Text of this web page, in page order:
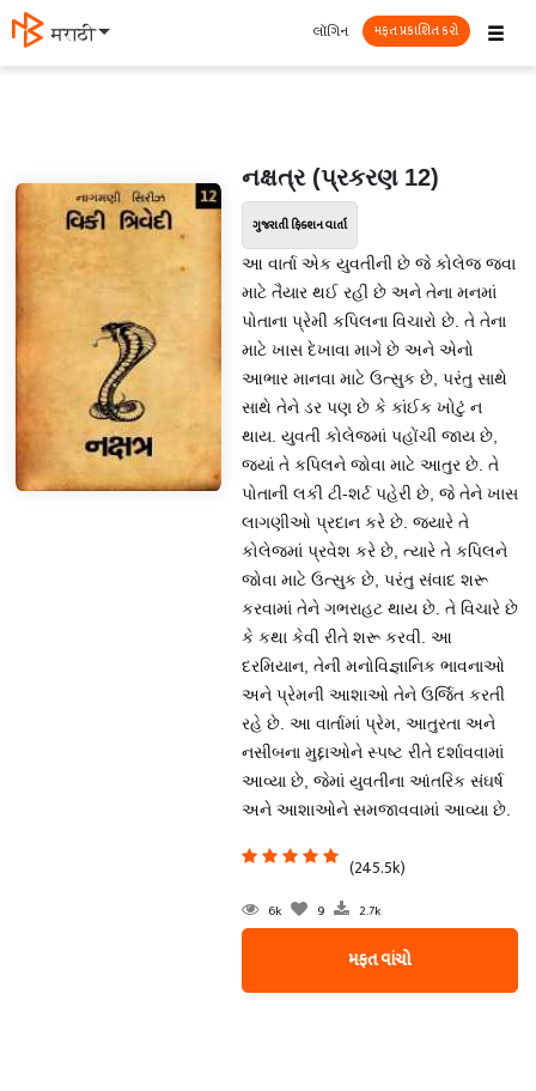
मराठी ☰
લૉગિન મફત પ્રકાશિત કરો
નક્ષત્ર (પ્રકરણ 12)
ગુજરાતી ફિક્શન વાર્તા
આ વાર્તા એક યુવતીની છે જે કોલેજ જવા
માટે તૈયાર થઈ રહી છે અને તેના મનમાં
પોતાના પ્રેમી કપિલના વિચારો છે. તે તેના
માટે ખાસ દેખાવા માગે છે અને એનો
આભાર માનવા માટે ઉત્સુક છે, પરંતુ સાથે
સાથે તેને ડર પણ છે કે કાંઈક ખોટું ન
થાય. યુવતી કોલેજમાં પહોંચી જાય છે,
જ્યાં તે કપિલને જોવા માટે આતુર છે. તે
પોતાની લકી ટી-શર્ટ પહેરી છે, જે તેને ખાસ
લાગણીઓ પ્રદાન કરે છે. જ્યારે તે
કોલેજમાં પ્રવેશ કરે છે, ત્યારે તે કપિલને
જોવા માટે ઉત્સુક છે, પરંતુ સંવાદ શરૂ
કરવામાં તેને ગભરાહટ થાય છે. તે વિચારે છે
કે કથા કેવી રીતે શરૂ કરવી. આ
દરમિયાન, તેની મનોવિજ્ઞાનિક ભાવનાઓ
અને પ્રેમની આશાઓ તેને ઉર્જિત કરતી
રહે છે. આ વાર્તામાં પ્રેમ, આતુરતા અને
નસીબના મુદ્દાઓને સ્પષ્ટ રીતે દર્શાવવામાં
આવ્યા છે, જેમાં યુવતીના આંતરિક સંઘર્ષ
અને આશાઓને સમજાવવામાં આવ્યા છે.
(245.5k)
6k 9 2.7k
મફત વાંચો